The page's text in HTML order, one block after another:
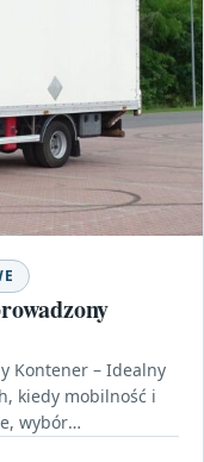
Kontener – Idealny
kiedy mobilność i
wybór